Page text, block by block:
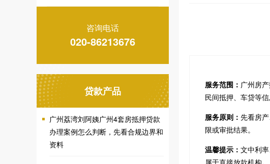
咨询电话
020-86213676
贷款产品
广州荔湾刘阿姨广州4套房抵押贷款
办理案例怎么判断，先看合规边界和
资料
服务范围： 广州房
民间抵押、车贷等
服务原则： 先看房
限或审批结果。
温馨提示： 文中利
属于直接放款机构。